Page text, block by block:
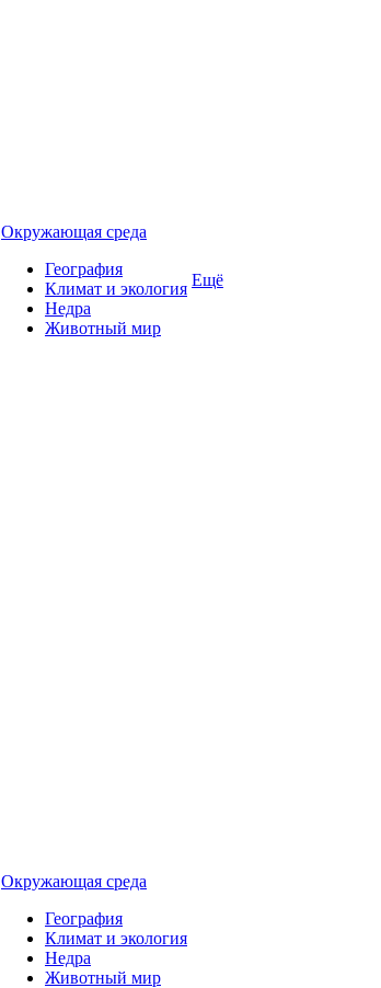
Окружающая среда
География
Климат и экология
Недра
Животный мир
Ещё
Окружающая среда
География
Климат и экология
Недра
Животный мир